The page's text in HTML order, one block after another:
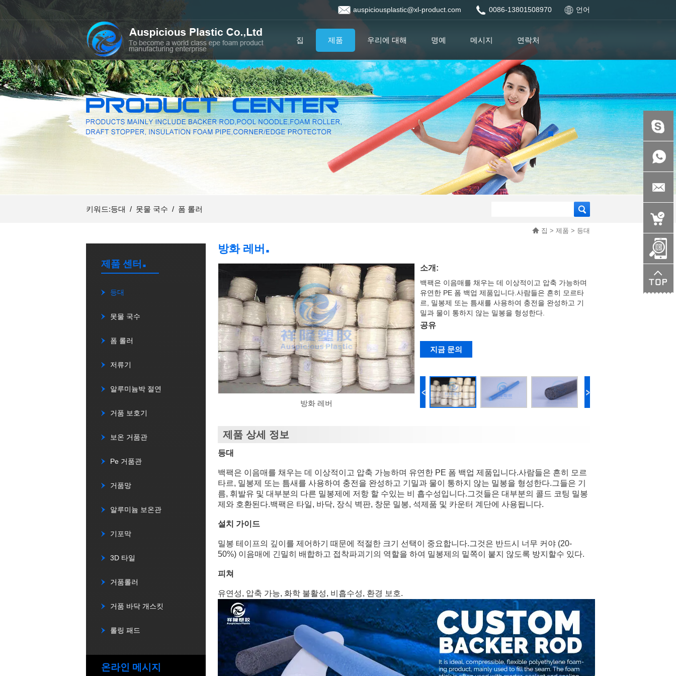
언어
0086-13801508970
auspiciousplastic@xl-product.com
집 제품 우리에 대해 명예 메시지 연락처
키워드:등대 / 못물 국수 / 폼 롤러
집 > 제품 > 등대
제품 센터.
등대
못물 국수
폼 롤러
저류기
알루미늄박 절연
거품 보호기
보온 거품관
Pe 거품관
거품망
알루미늄 보온관
기포막
3D 타일
거품롤러
거품 바닥 개스킷
롤링 패드
온라인 메시지
방화 레버 .
방화 레버
소개:
백팩은 이음매를 채우는 데 이상적이고 압축 가능하며
유연한 PE 폼 백업 제품입니다.사람들은 흔히 모르타
르, 밀봉제 또는 틈새를 사용하여 충전을 완성하고 기
밀과 물이 통하지 않는 밀봉을 형성한다.
공유
지금 문의
제품 상세 정보
등대
백팩은 이음매를 채우는 데 이상적이고 압축 가능하며 유연한 PE 폼 백업 제품입니다.사람들은 흔히 모르
타르, 밀봉제 또는 틈새를 사용하여 충전을 완성하고 기밀과 물이 통하지 않는 밀봉을 형성한다.그들은 기
름, 휘발유 및 대부분의 다른 밀봉제에 저항 할 수있는 비 흡수성입니다.그것들은 대부분의 콜드 코팅 밀봉
제와 호환된다.백팩은 타일, 바닥, 장식 벽판, 창문 밀봉, 석제품 및 카운터 계단에 사용됩니다.
설치 가이드
밀봉 테이프의 깊이를 제어하기 때문에 적절한 크기 선택이 중요합니다.그것은 반드시 너무 커야 (20-
50%) 이음매에 긴밀히 배합하고 접착파괴기의 역할을 하여 밀봉제의 밑쪽이 붙지 않도록 방지할수 있다.
피쳐
유연성, 압축 가능, 화학 불활성, 비흡수성, 환경 보호.
현장:
+86-